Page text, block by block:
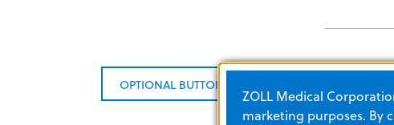
OPTIONAL BUTTON
ZOLL Medical
marketing purposes. By